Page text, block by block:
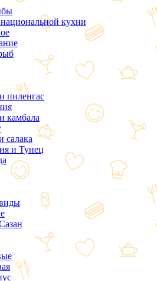
кухни
пиленгас
камбала
салака
и Тунец